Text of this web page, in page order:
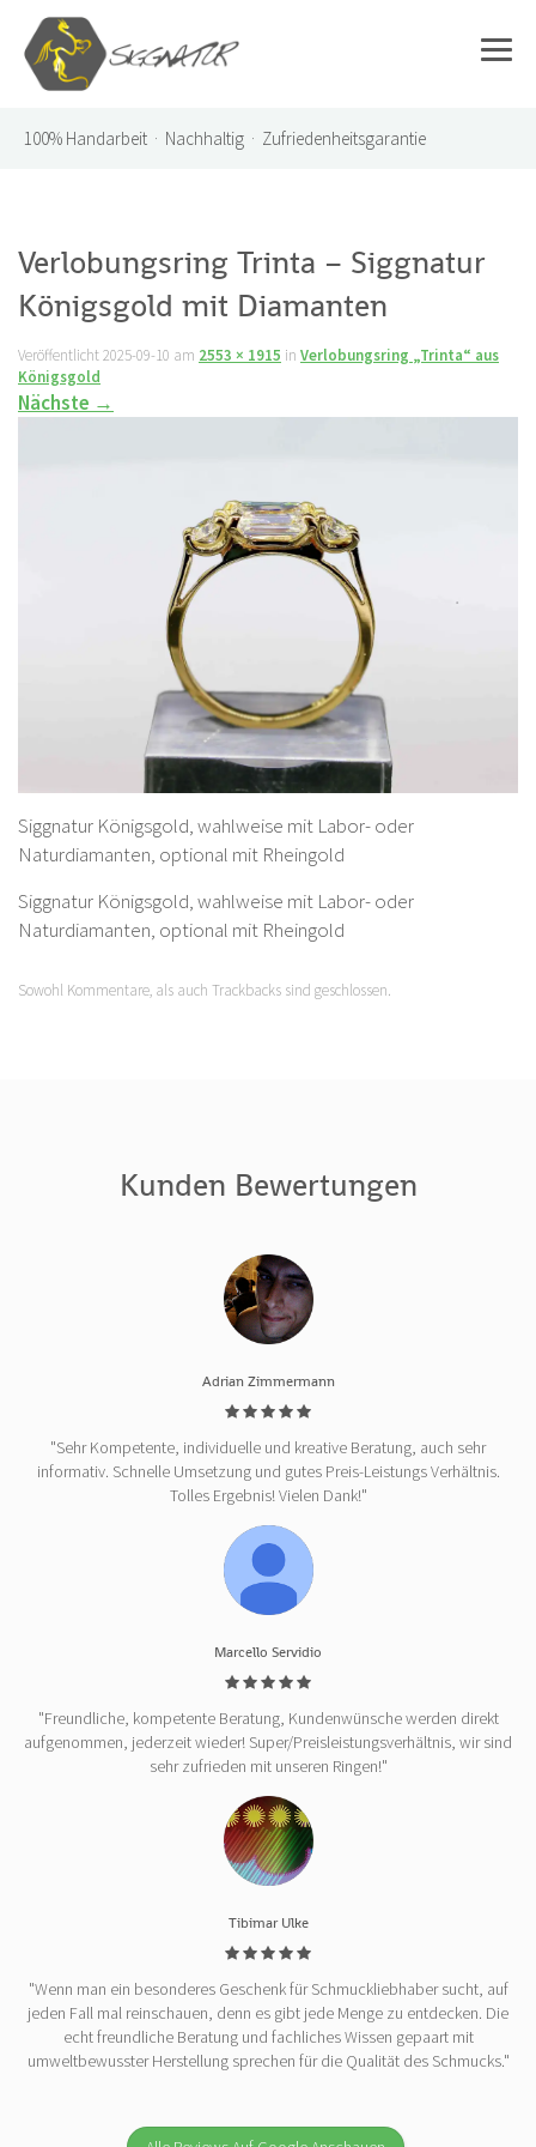
100% Handarbeit · Nachhaltig · Zufriedenheitsgarantie
Verlobungsring Trinta – Siggnatur
Königsgold mit Diamanten
Veröffentlicht2025-09-10 am 2553 × 1915 in Verlobungsring „Trinta“ aus
Königsgold
Nächste →
Siggnatur Königsgold, wahlweise mit Labor- oder
Naturdiamanten, optional mit Rheingold
Siggnatur Königsgold, wahlweise mit Labor- oder
Naturdiamanten, optional mit Rheingold
Sowohl Kommentare, als auch Trackbacks sind geschlossen.
Kunden Bewertungen
Adrian Zimmermann
"Sehr Kompetente, individuelle und kreative Beratung, auch sehr
informativ. Schnelle Umsetzung und gutes Preis-Leistungs Verhältnis.
Tolles Ergebnis! Vielen Dank!"
Marcello Servidio
"Freundliche, kompetente Beratung, Kundenwünsche werden direkt
aufgenommen, jederzeit wieder! Super/Preisleistungsverhältnis, wir sind
sehr zufrieden mit unseren Ringen!"
Tibimar Ulke
"Wenn man ein besonderes Geschenk für Schmuckliebhaber sucht, auf
jeden Fall mal reinschauen, denn es gibt jede Menge zu entdecken. Die
echt freundliche Beratung und fachliches Wissen gepaart mit
umweltbewusster Herstellung sprechen für die Qualität des Schmucks."